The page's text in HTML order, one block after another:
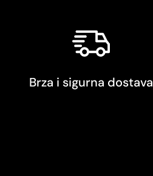
Brza i sigurna dostava